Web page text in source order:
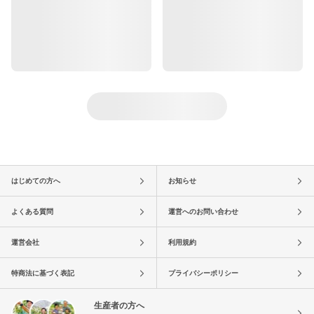
はじめての方へ お知らせ
よくある質問 運営へのお問い合わせ
運営会社 利用規約
特商法に基づく表記 プライバシーポリシー
生産者の方へ